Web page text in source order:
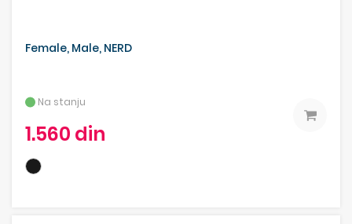
Female, Male, NERD
Na stanju
1.560 din